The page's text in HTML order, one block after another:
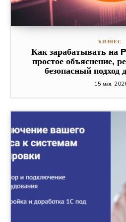
БИЗНЕС
Как зарабатывать на
простое объяснение,
безопасный подход
15 мая,